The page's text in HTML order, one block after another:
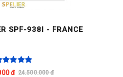
SPF-938I - FRANCE
đ 24.500.000 đ